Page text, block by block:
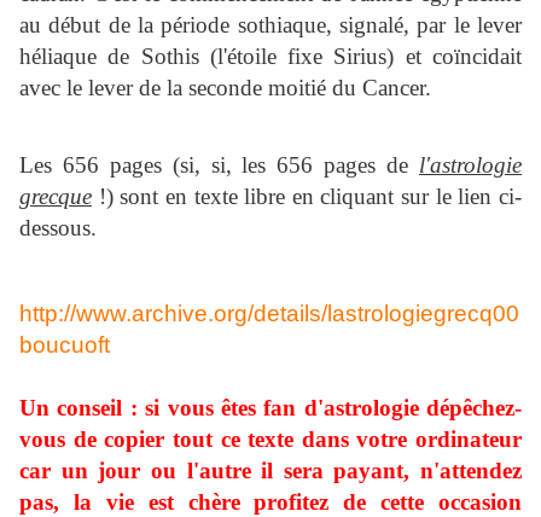
au début de la période sothiaque, signalé, par le lever
héliaque de Sothis (l'étoile fixe Sirius) et coïncidait
avec le lever de la seconde moitié du Cancer.
Les 656 pages (si, si, les 656 pages de l'astrologie
grecque !) sont en texte libre en cliquant sur le lien ci-
dessous.
http://www.archive.org/details/lastrologiegrecq00
boucuoft
Un conseil : si vous êtes fan d'astrologie dépêchez-
vous de copier tout ce texte dans votre ordinateur
car un jour ou l'autre il sera payant, n'attendez
pas, la vie est chère profitez de cette occasion